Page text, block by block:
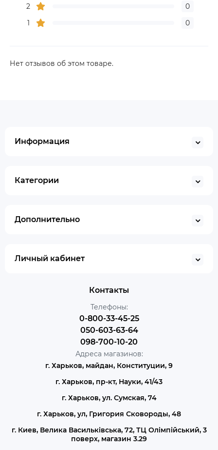
2
0
1
0
Нет отзывов об этом товаре.
Информация
Категории
Дополнительно
Личный кабинет
Контакты
Телефоны:
0-800-33-45-25
050-603-63-64
098-700-10-20
Адреса магазинов:
г. Харьков, майдан, Конституции, 9
г. Харьков, пр-кт, Науки, 41/43
г. Харьков, ул. Сумская, 74
г. Харьков, ул, Григория Сковороды, 48
г. Киев, Велика Васильківська, 72, ТЦ Олімпійський, 3
поверх, магазин 3.29